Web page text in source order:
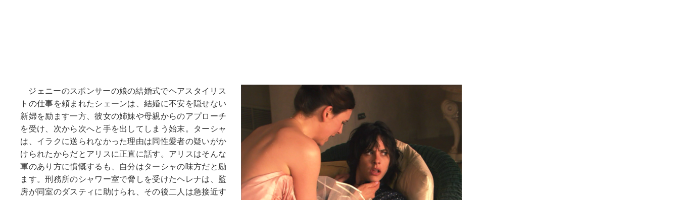
ジェニーのスポンサーの娘の結婚式でヘアスタイリス
トの仕事を頼まれたシェーンは、結婚に不安を隠せない
新婦を励ます一方、彼女の姉妹や母親からのアプローチ
を受け、次から次へと手を出してしまう始末。ターシャ
は、イラクに送られなかった理由は同性愛者の疑いがか
けられたからだとアリスに正直に話す。アリスはそんな
軍のあり方に憤慨するも、自分はターシャの味方だと励
ます。刑務所のシャワー室で脅しを受けたヘレナは、監
房が同室のダスティに助けられ、その後二人は急接近す